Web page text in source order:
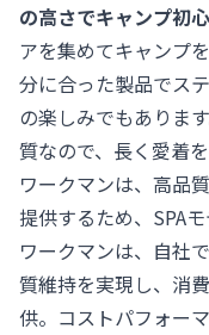
の高さでキャンプ初
アを集めてキャンプ
分に合った製品でス
の楽しみでもありま
質なので、長く愛着
ワークマンは、高品
提供するため、SPA
ワークマンは、自社
質維持を実現し、消
供。コストパフォー